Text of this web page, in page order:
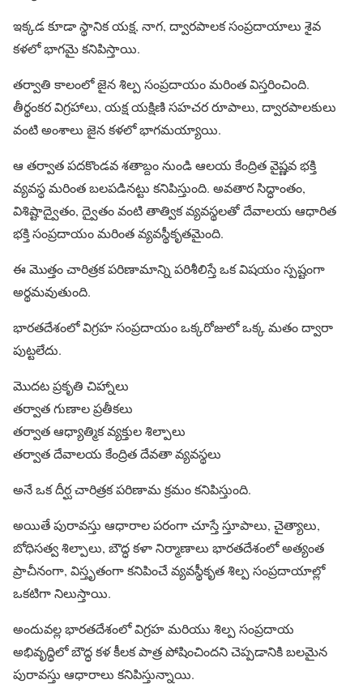
ఇక్కడ కూడా స్థానిక యక్ష, నాగ, ద్వారపాలక సంప్రదాయాలు శైవ
కళలో భాగమై కనిపిస్తాయి.
తర్వాతి కాలంలో జైన శిల్ప సంప్రదాయం మరింత విస్తరించింది.
తీర్థంకర విగ్రహాలు, యక్ష యక్షిణి సహచర రూపాలు, ద్వారపాలకులు
వంటి అంశాలు జైన కళలో భాగమయ్యాయి.
ఆ తర్వాత పదకొండవ శతాబ్దం నుండి ఆలయ కేంద్రిత వైష్ణవ భక్తి
వ్యవస్థ మరింత బలపడినట్టు కనిపిస్తుంది. అవతార సిద్ధాంతం,
విశిష్టాద్వైతం, ద్వైతం వంటి తాత్విక వ్యవస్థలతో దేవాలయ ఆధారిత
భక్తి సంప్రదాయం మరింత వ్యవస్థీకృతమైంది.
ఈ మొత్తం చారిత్రక పరిణామాన్ని పరిశీలిస్తే ఒక విషయం స్పష్టంగా
అర్థమవుతుంది.
భారతదేశంలో విగ్రహ సంప్రదాయం ఒక్కరోజులో ఒక్క మతం ద్వారా
పుట్టలేదు.
మొదట ప్రకృతి చిహ్నాలు
తర్వాత గుణాల ప్రతీకలు
తర్వాత ఆధ్యాత్మిక వ్యక్తుల శిల్పాలు
తర్వాత దేవాలయ కేంద్రిత దేవతా వ్యవస్థలు
అనే ఒక దీర్ఘ చారిత్రక పరిణామ క్రమం కనిపిస్తుంది.
అయితే పురావస్తు ఆధారాల పరంగా చూస్తే స్తూపాలు, చైత్యాలు,
బోధిసత్వ శిల్పాలు, బౌద్ధ కళా నిర్మాణాలు భారతదేశంలో అత్యంత
ప్రాచీనంగా, విస్తృతంగా కనిపించే వ్యవస్థీకృత శిల్ప సంప్రదాయాల్లో
ఒకటిగా నిలుస్తాయి.
అందువల్ల భారతదేశంలో విగ్రహ మరియు శిల్ప సంప్రదాయ
అభివృద్ధిలో బౌద్ధ కళ కీలక పాత్ర పోషించిందని చెప్పడానికి బలమైన
పురావస్తు ఆధారాలు కనిపిస్తున్నాయి.